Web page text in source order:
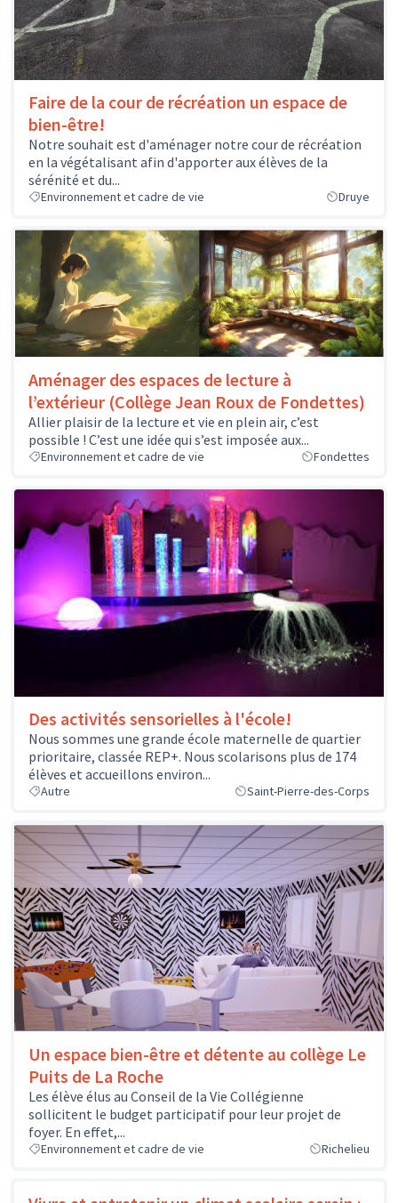
Faire de la cour de récréation un espace de
bien-être!
Notre souhait est d'aménager notre cour de récréation
en la végétalisant afin d'apporter aux élèves de la
sérénité et du...
Environnement et cadre de vie Druye
Aménager des espaces de lecture à
l’extérieur (Collège Jean Roux de Fondettes)
Allier plaisir de la lecture et vie en plein air, c’est
possible ! C’est une idée qui s’est imposée aux...
Environnement et cadre de vie Fondettes
Des activités sensorielles à l'école!
Nous sommes une grande école maternelle de quartier
prioritaire, classée REP+. Nous scolarisons plus de 174
élèves et accueillons environ...
Autre Saint-Pierre-des-Corps
Un espace bien-être et détente au collège Le
Puits de La Roche
Les élève élus au Conseil de la Vie Collégienne
sollicitent le budget participatif pour leur projet de
foyer. En effet,...
Environnement et cadre de vie Richelieu